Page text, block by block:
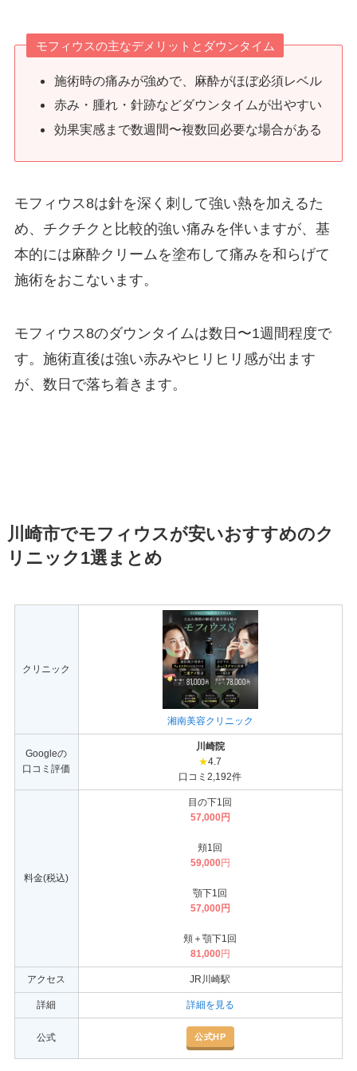
モフィウスの主なデメリットとダウンタイム
施術時の痛みが強めで、麻酔がほぼ必須レベル
赤み・腫れ・針跡などダウンタイムが出やすい
効果実感まで数週間〜複数回必要な場合がある
モフィウス8は針を深く刺して強い熱を加えるた
め、チクチクと比較的強い痛みを伴いますが、基
本的には麻酔クリームを塗布して痛みを和らげて
施術をおこないます。
モフィウス8のダウンタイムは数日〜1週間程度で
す。施術直後は強い赤みやヒリヒリ感が出ます
が、数日で落ち着きます。
川崎市でモフィウスが安いおすすめのク
リニック1選まとめ
クリニック
湘南美容クリニック
Googleの
口コミ評価
川崎院
★4.7
口コミ2,192件
料金(税込)
目の下1回
57,000円
頬1回
59,000円
顎下1回
57,000円
頬＋顎下1回
81,000円
アクセス JR川崎駅
詳細 詳細を見る
公式 公式HP